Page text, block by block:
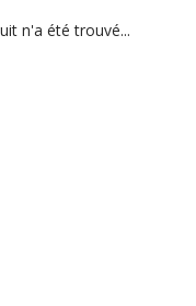
n'a été trouvé...